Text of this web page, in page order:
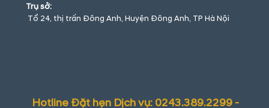
Trụ sở:
Tổ 24, thị trấn Đông Anh, Huyện Đông Anh, TP Hà Nội
Hotline Đặt hẹn Dịch vụ: 0243.389.2299 -